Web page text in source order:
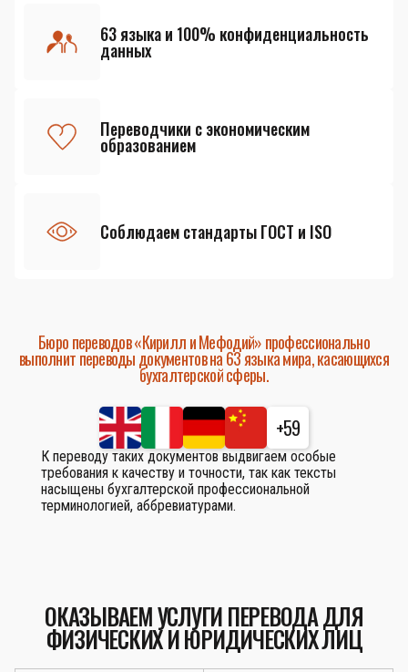
63 языка и 100% конфиденциальность
данных
Переводчики с экономическим
образованием
Соблюдаем стандарты ГОСТ и ISO
Бюро переводов «Кирилл и Мефодий» профессионально
выполнит переводы документов на 63 языка мира, касающихся
бухгалтерской сферы.
+59
К переводу таких документов выдвигаем особые
требования к качеству и точности, так как тексты
насыщены бухгалтерской профессиональной
терминологией, аббревиатурами.
ОКАЗЫВАЕМ УСЛУГИ ПЕРЕВОДА ДЛЯ
ФИЗИЧЕСКИХ И ЮРИДИЧЕСКИХ ЛИЦ